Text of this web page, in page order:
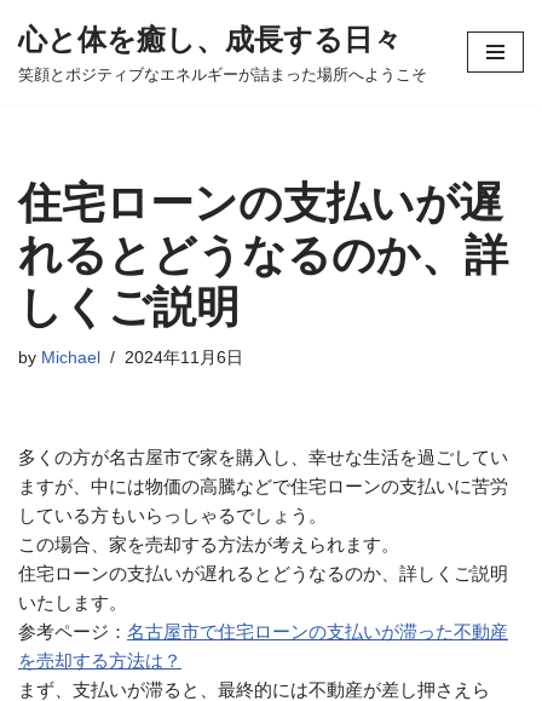
コ
ツ
へ
ス
キ
ッ
プ
心と体を癒し、成長する日々
笑顔とポジティブなエネルギーが詰まった場所へようこそ
住宅ローンの支払いが遅
れるとどうなるのか、詳
しくご説明
by Michael 2024年11月6日
多くの方が名古屋市で家を購入し、幸せな生活を過ごしてい
ますが、中には物価の高騰などで住宅ローンの支払いに苦労
している方もいらっしゃるでしょう。
この場合、家を売却する方法が考えられます。
住宅ローンの支払いが遅れるとどうなるのか、詳しくご説明
いたします。
参考ページ： 名古屋市で住宅ローンの支払いが滞った不動産
を売却する方法は？
まず、支払いが滞ると、最終的には不動産が差し押さえら